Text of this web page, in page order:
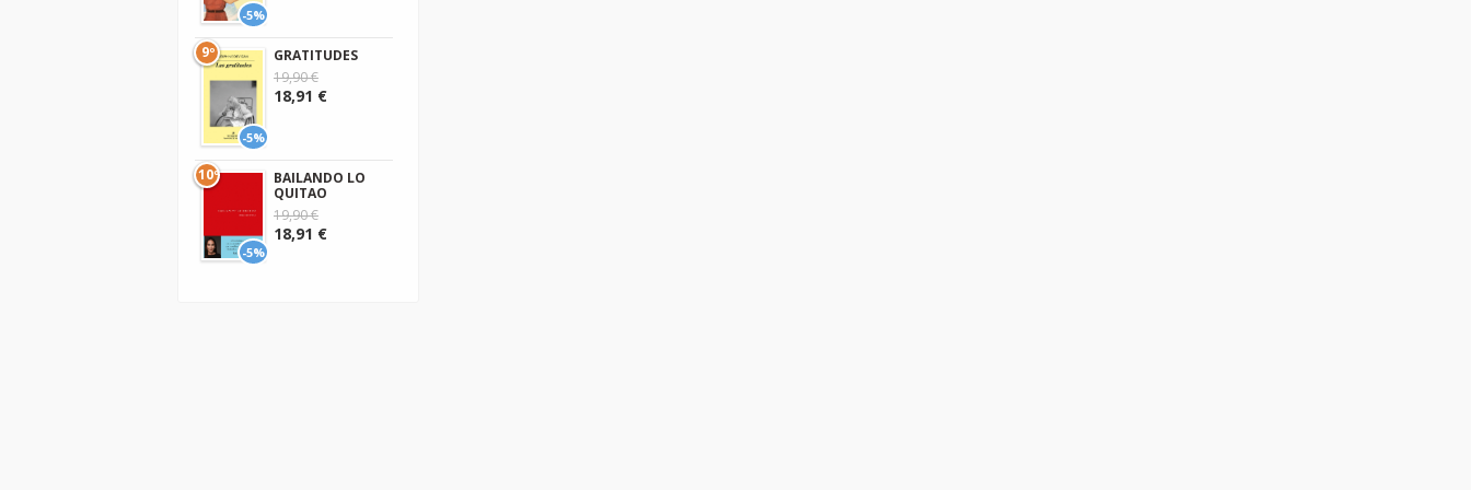
-5%
-5%
9º
GRATITUDES
19,90 €
18,91 €
-5%
10º
BAILANDO LO
QUITAO
19,90 €
18,91 €